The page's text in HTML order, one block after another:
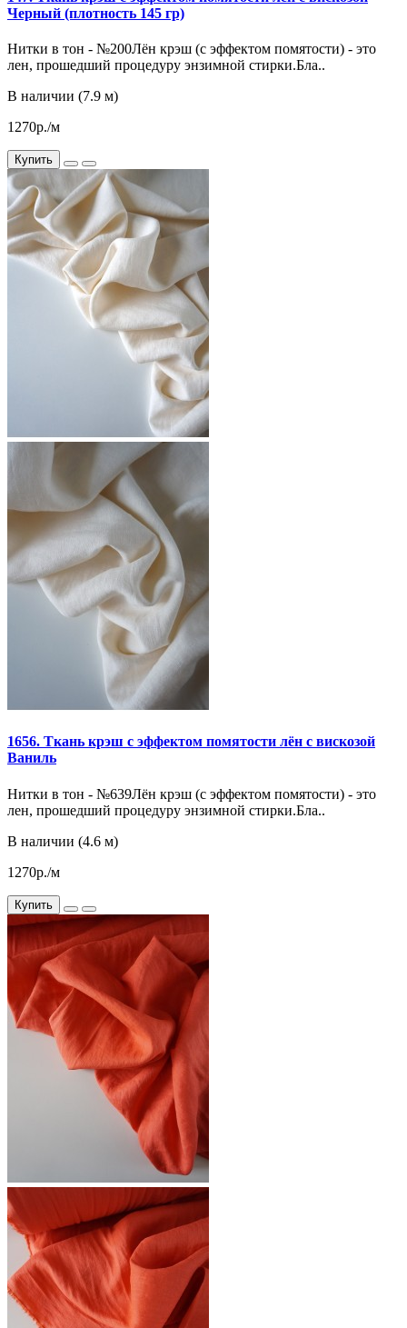
Черный (плотность 145 гр)
Нитки в тон - №200Лён крэш (с эффектом помятости) - это
лен, прошедший процедуру энзимной стирки.Бла..
В наличии (7.9 м)
1270р./м
Купить
1656. Ткань крэш с эффектом помятости лён с вискозой
Ваниль
Нитки в тон - №639Лён крэш (с эффектом помятости) - это
лен, прошедший процедуру энзимной стирки.Бла..
В наличии (4.6 м)
1270р./м
Купить